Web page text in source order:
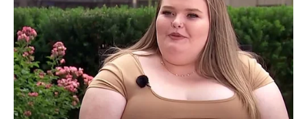
Anti Mainstream, 10 Cara
Membawa Barang Belanjaan
Versi Warga Thailand